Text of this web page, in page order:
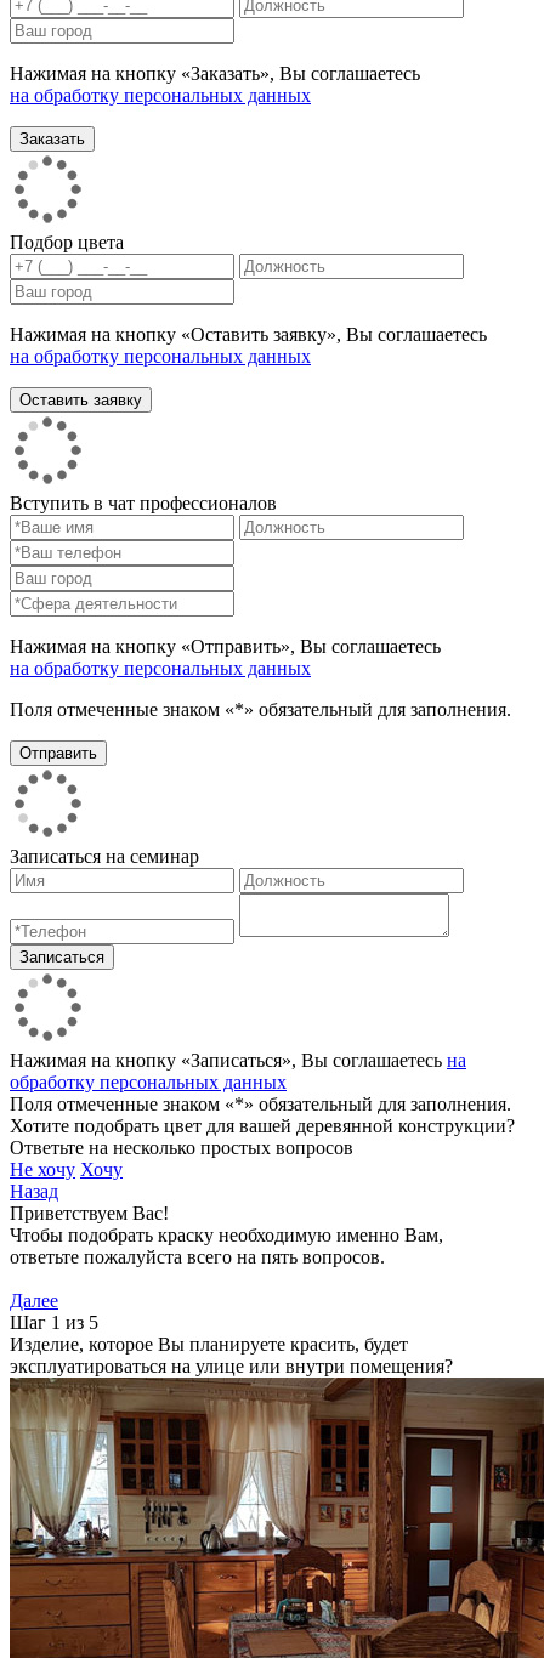
Нажимая на кнопку «Заказать», Вы соглашаетесь
на обработку персональных данных
Подбор цвета
Нажимая на кнопку «Оставить заявку», Вы соглашаетесь
на обработку персональных данных
Вступить в чат профессионалов
Нажимая на кнопку «Отправить», Вы соглашаетесь
на обработку персональных данных
Поля отмеченные знаком «*» обязательный для заполнения.
Записаться на семинар
Нажимая на кнопку «Записаться», Вы соглашаетесь на
обработку персональных данных
Поля отмеченные знаком «*» обязательный для заполнения.
Хотите подобрать цвет для вашей деревянной конструкции?
Ответьте на несколько простых вопросов
Не хочу Хочу
Назад
Приветствуем Вас!
Чтобы подобрать краску необходимую именно Вам,
ответьте пожалуйста всего на пять вопросов.
Далее
Шаг 1 из 5
Изделие, которое Вы планируете красить, будет
эксплуатироваться на улице или внутри помещения?